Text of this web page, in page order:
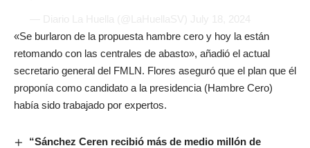
«Se burlaron de la propuesta hambre cero y hoy la están
retomando con las centrales de abasto», añadió el actual
secretario general del FMLN. Flores aseguró que el plan que él
proponía como candidato a la presidencia (Hambre Cero)
había sido trabajado por expertos.
“Sánchez Ceren recibió más de medio millón de